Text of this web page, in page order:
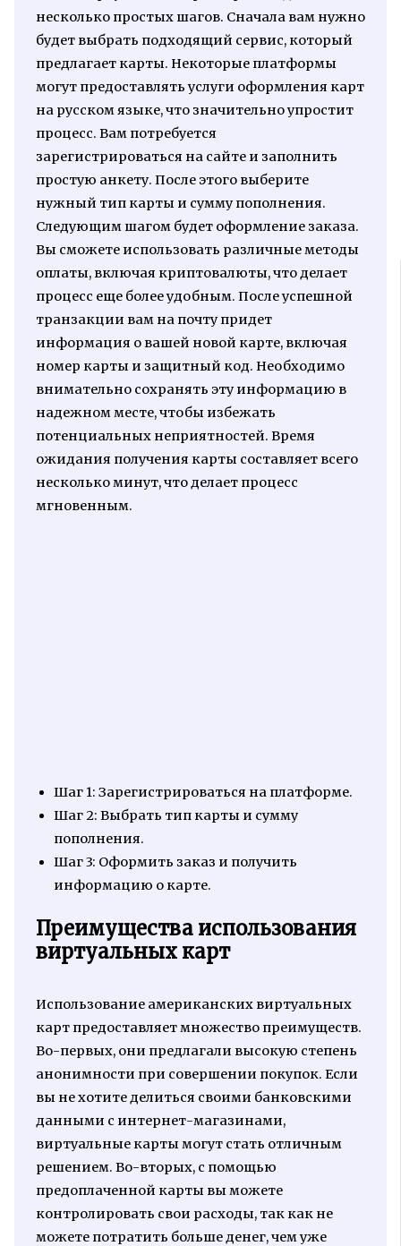
несколько простых шагов. Сначала вам нужно
будет выбрать подходящий сервис, который
предлагает карты. Некоторые платформы
могут предоставлять услуги оформления карт
на русском языке, что значительно упростит
процесс. Вам потребуется
зарегистрироваться на сайте и заполнить
простую анкету. После этого выберите
нужный тип карты и сумму пополнения.
Следующим шагом будет оформление заказа.
Вы сможете использовать различные методы
оплаты, включая криптовалюты, что делает
процесс еще более удобным. После успешной
транзакции вам на почту придет
информация о вашей новой карте, включая
номер карты и защитный код. Необходимо
внимательно сохранять эту информацию в
надежном месте, чтобы избежать
потенциальных неприятностей. Время
ожидания получения карты составляет всего
несколько минут, что делает процесс
мгновенным.
Шаг 1: Зарегистрироваться на платформе.
Шаг 2: Выбрать тип карты и сумму
пополнения.
Шаг 3: Оформить заказ и получить
информацию о карте.
Преимущества использования
виртуальных карт
Использование американских виртуальных
карт предоставляет множество преимуществ.
Во-первых, они предлагали высокую степень
анонимности при совершении покупок. Если
вы не хотите делиться своими банковскими
данными с интернет-магазинами,
виртуальные карты могут стать отличным
решением. Во-вторых, с помощью
предоплаченной карты вы можете
контролировать свои расходы, так как не
можете потратить больше денег, чем уже